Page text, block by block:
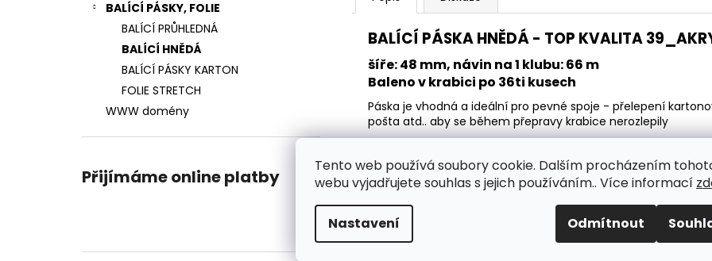
Tento web používá soubory cookie. Dalším procházením
webu vyjadřujete souhlas s jejich používáním.. Více informací
Nastavení Odmítnout
BALÍCÍ PÁSKY, FOLIE
BALÍCÍ PRŮHLEDNÁ
BALÍCÍ HNĚDÁ
BALÍCÍ PÁSKY KARTON
FOLIE STRETCH
WWW domény
Přijímáme online platby
BALÍCÍ PÁSKA HNĚDÁ - TOP KVALITA
šíře: 48 mm, návin na 1 klubu: 66 m
Baleno v krabici po 36ti kusech
Páska je vhodná a ideální pro pevné spoje - přelepení
pošta atd.. aby se během přepravy krabice nerozlepily
Jedná se o TOP základní lepící kartonovou pásku, která je
Páska migruje po delším čase na přímém světle, slunci a
Baleno v kartonu po 36ti kusech
Při odběru 3+ a více kartonu = výrazná